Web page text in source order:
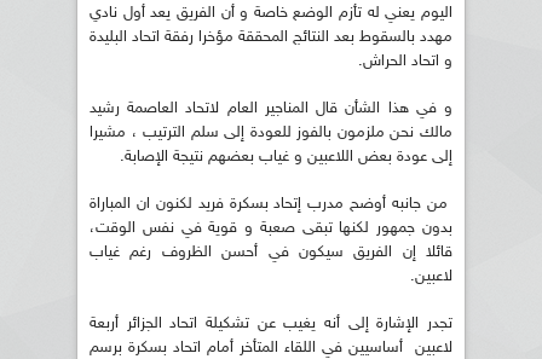
اليوم يعني له تأزم الوضع خاصة و أن الفريق يعد أول نادي
مهدد بالسقوط بعد النتائج المحققة مؤخرا رفقة اتحاد البليدة
و اتحاد الحراش.
و في هذا الشأن قال المناجير العام لاتحاد العاصمة رشيد
مالك نحن ملزمون بالفوز للعودة إلى سلم الترتيب ، مشيرا
إلى عودة بعض اللاعبين و غياب بعضهم نتيجة الإصابة.
من جانبه أوضح مدرب إتحاد بسكرة فريد لكنون ان المباراة
بدون جمهور لكنها تبقى صعبة و قوية في نفس الوقت،
قائلا إن الفريق سيكون في أحسن الظروف رغم غياب
لاعبين.
تجدر الإشارة إلى أنه يغيب عن تشكيلة اتحاد الجزائر أربعة
لاعبين أساسيين في اللقاء المتأخر أمام اتحاد بسكرة برسم